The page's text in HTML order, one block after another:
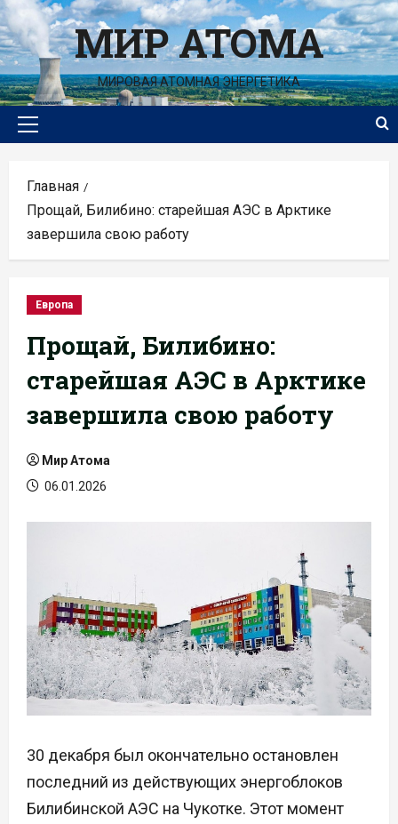
Перейти
к
содержимомуМИР АТОМА
МИРОВАЯ АТОМНАЯ ЭНЕРГЕТИКА
Основное
Главная
Прощай, Билибино: старейшая АЭС в Арктике
завершила свою работу
Европа
Прощай, Билибино:
старейшая АЭС в Арктике
завершила свою работу
Мир Атома
06.01.2026
30 декабря был окончательно остановлен
последний из действующих энергоблоков
Билибинской АЭС на Чукотке. Этот момент